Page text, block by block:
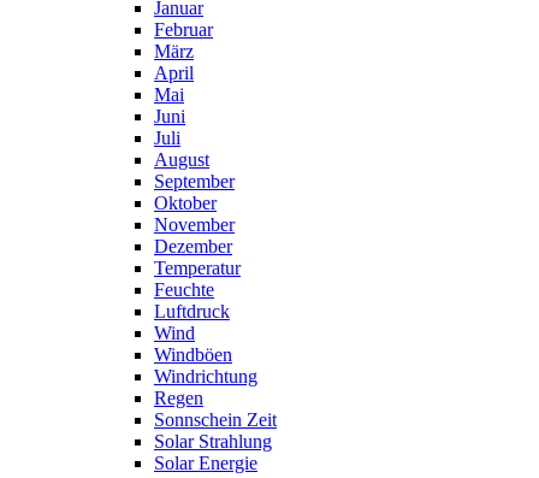
Januar
Februar
März
April
Mai
Juni
Juli
August
September
Oktober
November
Dezember
Temperatur
Feuchte
Luftdruck
Wind
Windböen
Windrichtung
Regen
Sonnschein Zeit
Solar Strahlung
Solar Energie